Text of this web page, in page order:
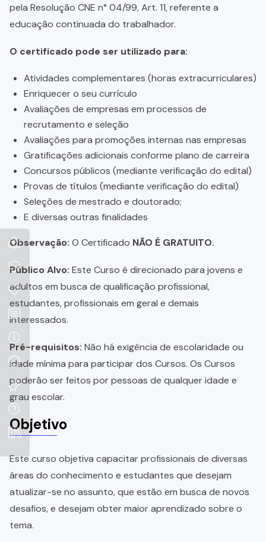
pela Resolução CNE n° 04/99, Art. 11, referente a
educação continuada do trabalhador.
O certificado pode ser utilizado para:
Atividades complementares (horas extracurriculares)
Enriquecer o seu currículo
Avaliações de empresas em processos de
recrutamento e seleção
Avaliações para promoções internas nas empresas
Gratificações adicionais conforme plano de carreira
Concursos públicos (mediante verificação do edital)
Provas de títulos (mediante verificação do edital)
Seleções de mestrado e doutorado;
E diversas outras finalidades
Observação: O Certificado NÃO É GRATUITO.
Público Alvo: Este Curso é direcionado para jovens e
adultos em busca de qualificação profissional,
estudantes, profissionais em geral e demais
interessados.
Pré-requisitos: Não há exigência de escolaridade ou
idade mínima para participar dos Cursos. Os Cursos
poderão ser feitos por pessoas de qualquer idade e
grau escolar.
Objetivo
Este curso objetiva capacitar profissionais de diversas
áreas do conhecimento e estudantes que desejam
atualizar-se no assunto, que estão em busca de novos
desafios, e desejam obter maior aprendizado sobre o
tema.